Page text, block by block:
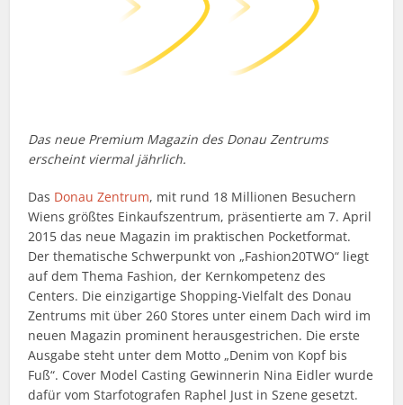
Das neue Premium Magazin des Donau Zentrums
erscheint viermal jährlich.
Das Donau Zentrum, mit rund 18 Millionen Besuchern
Wiens größtes Einkaufszentrum, präsentierte am 7. April
2015 das neue Magazin im praktischen Pocketformat.
Der thematische Schwerpunkt von „Fashion20TWO“ liegt
auf dem Thema Fashion, der Kernkompetenz des
Centers. Die einzigartige Shopping-Vielfalt des Donau
Zentrums mit über 260 Stores unter einem Dach wird im
neuen Magazin prominent herausgestrichen. Die erste
Ausgabe steht unter dem Motto „Denim von Kopf bis
Fuß“. Cover Model Casting Gewinnerin Nina Eidler wurde
dafür vom Starfotografen Raphel Just in Szene gesetzt.